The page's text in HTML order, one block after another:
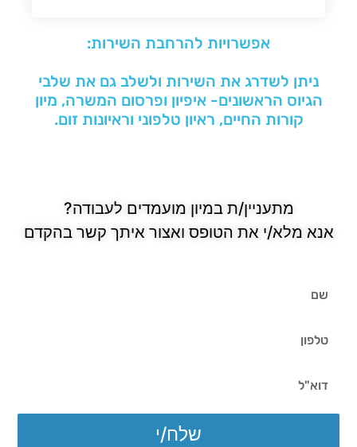
אפשרויות להרחבת השירות:
ניתן לשדרג את השירות ולשלב גם את שלבי
הגיוס הראשונים- איפיון ופרסום המשרה, מיון
קורות החיים, ראיון טלפוני וראיונות זום.
מתעניין/ת במיון מועמדים לעבודה?
אנא מלא/י את הטופס ואצור איתך קשר בהקדם
שלח/י